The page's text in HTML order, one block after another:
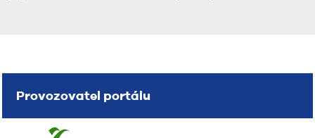
Provozovatel portálu